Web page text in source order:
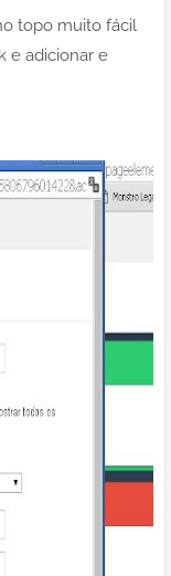
topo muito fácil
e adicionar e